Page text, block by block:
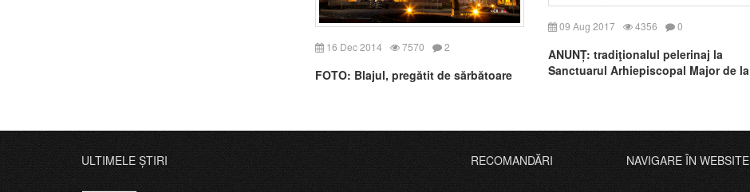
16 Dec 2014 7570 2
FOTO: Blajul, pregătit de sărbătoare
09 Aug 2017 4356 0
ANUNȚ: tradiţionalul pelerinaj la
Sanctuarul Arhiepiscopal Major de la
ULTIMELE ȘTIRI RECOMANDĂRI NAVIGARE ÎN WEBSITE